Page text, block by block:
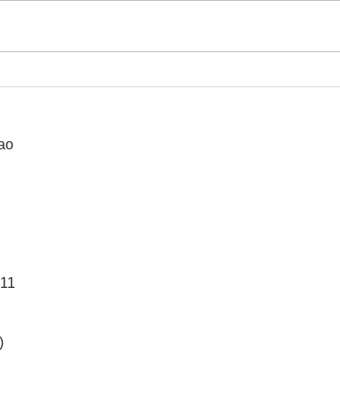
Cô Hoa Duong chia sẻ